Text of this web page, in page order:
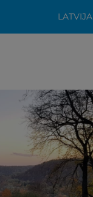
LATVIJA